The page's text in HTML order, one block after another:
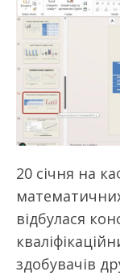
20 січня на
відбулася
здобувачів